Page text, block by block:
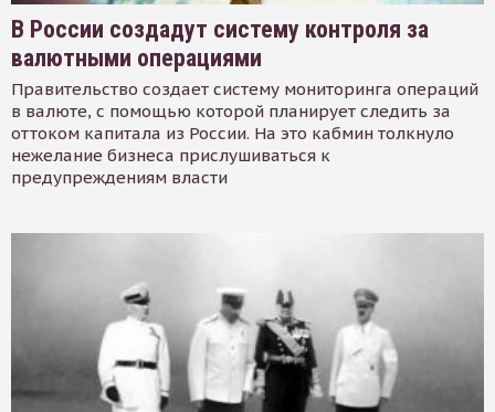
В России создадут систему контроля за
валютными операциями
Правительство создает систему мониторинга операций
в валюте, с помощью которой планирует следить за
оттоком капитала из России. На это кабмин толкнуло
нежелание бизнеса прислушиваться к
предупреждениям власти